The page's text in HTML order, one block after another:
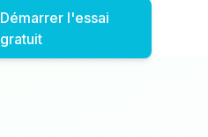
Démarrer l'essai
gratuit